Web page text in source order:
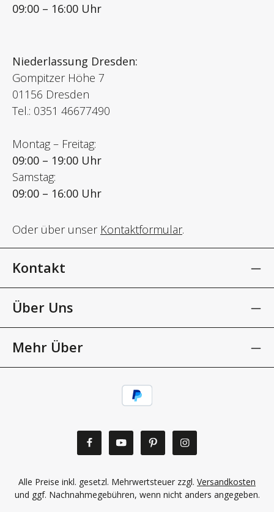
09:00 – 16:00 Uhr
Niederlassung Dresden:
Gompitzer Höhe 7
01156 Dresden
Tel.: 0351 46677490
Montag – Freitag:
09:00 – 19:00 Uhr
Samstag:
09:00 – 16:00 Uhr
Oder über unser Kontaktformular.
Kontakt
Über Uns
Mehr Über
Alle Preise inkl. gesetzl. Mehrwertsteuer zzgl. Versandkosten
und ggf. Nachnahmegebühren, wenn nicht anders angegeben.